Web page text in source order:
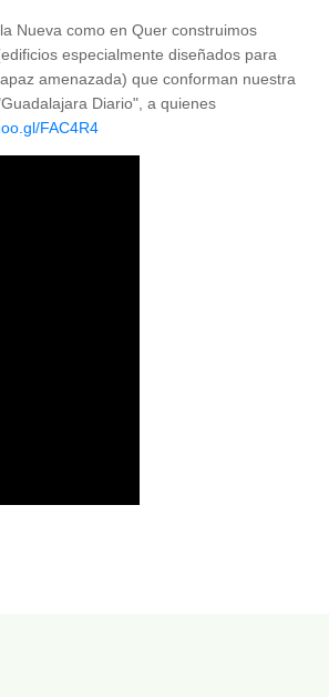
Nueva como en Quer construimos
especialmente diseñados para
amenazada) que conforman nuestra
Diario", a quienes
FAC4R4